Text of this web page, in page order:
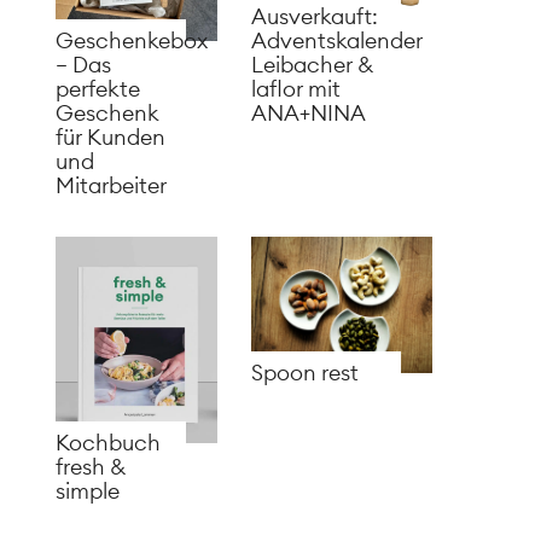
Geschenkebox
– Das
perfekte
Geschenk
für Kunden
und
Mitarbeiter
Ausverkauft:
Adventskalender
Leibacher &
laflor mit
ANA+NINA
Kochbuch
fresh &
simple
Spoon rest